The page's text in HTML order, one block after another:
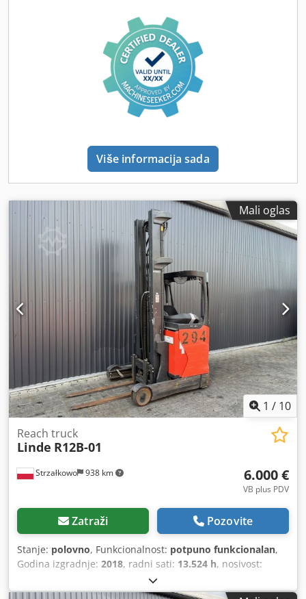
Više informacija sada
Mali oglas
1 / 10
Strzałkowo 938 km
Reach truck
Linde R12B-01
6.000 €
VB plus PDV
Zatraži Pozovite
Stanje: polovno, Funkcionalnost: potpuno funkcionalan,
Godina izgradnje: 2018, radni sati: 13.524 h, nosivost:
7.260 mm
2.407 mm, vrsta goriva:električni, vrsta jarbola:triplex,